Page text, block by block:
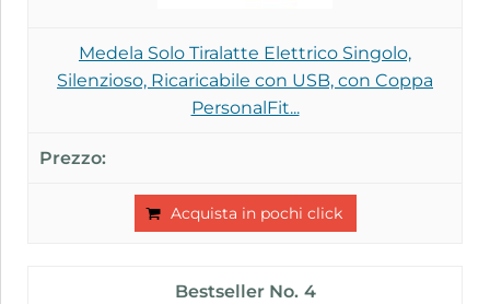
Medela Solo Tiralatte Elettrico Singolo,
Silenzioso, Ricaricabile con USB, con Coppa
PersonalFit...
Acquista in pochi click
4